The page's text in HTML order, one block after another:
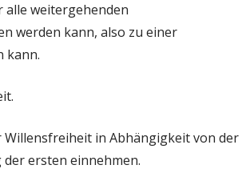
alle weitergehenden
werden kann, also zu einer
kann.
Willensfreiheit in Abhängigkeit von der
ersten einnehmen.